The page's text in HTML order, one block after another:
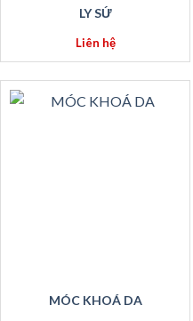
LY SỨ
Liên hệ
MÓC KHOÁ DA